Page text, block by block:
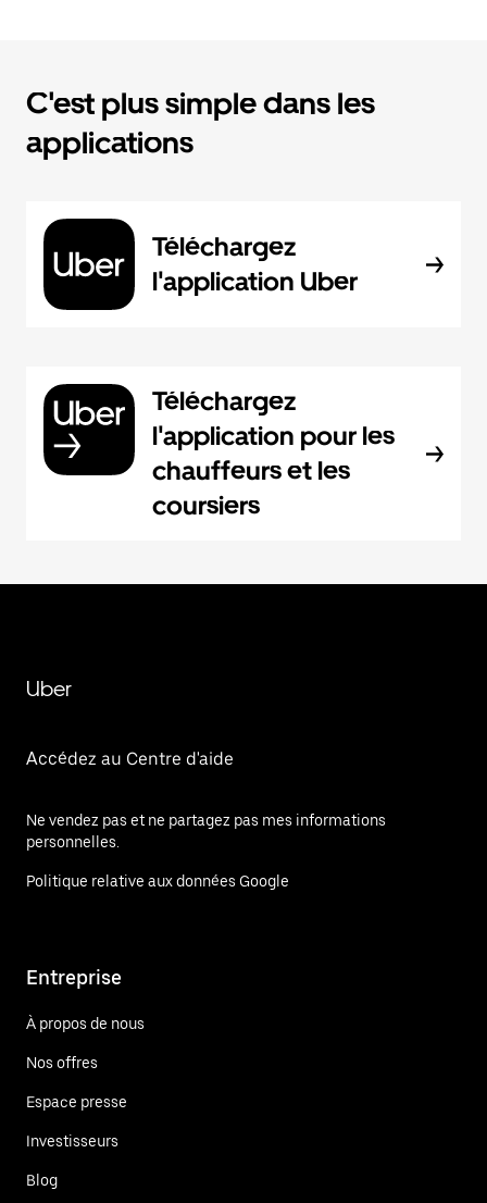
C'est plus simple dans les
applications
Téléchargez
l'application Uber
Téléchargez
l'application pour les
chauffeurs et les
coursiers
Uber
Accédez au Centre d'aide
Ne vendez pas et ne partagez pas mes informations
personnelles.
Politique relative aux données Google
Entreprise
À propos de nous
Nos offres
Espace presse
Investisseurs
Blog